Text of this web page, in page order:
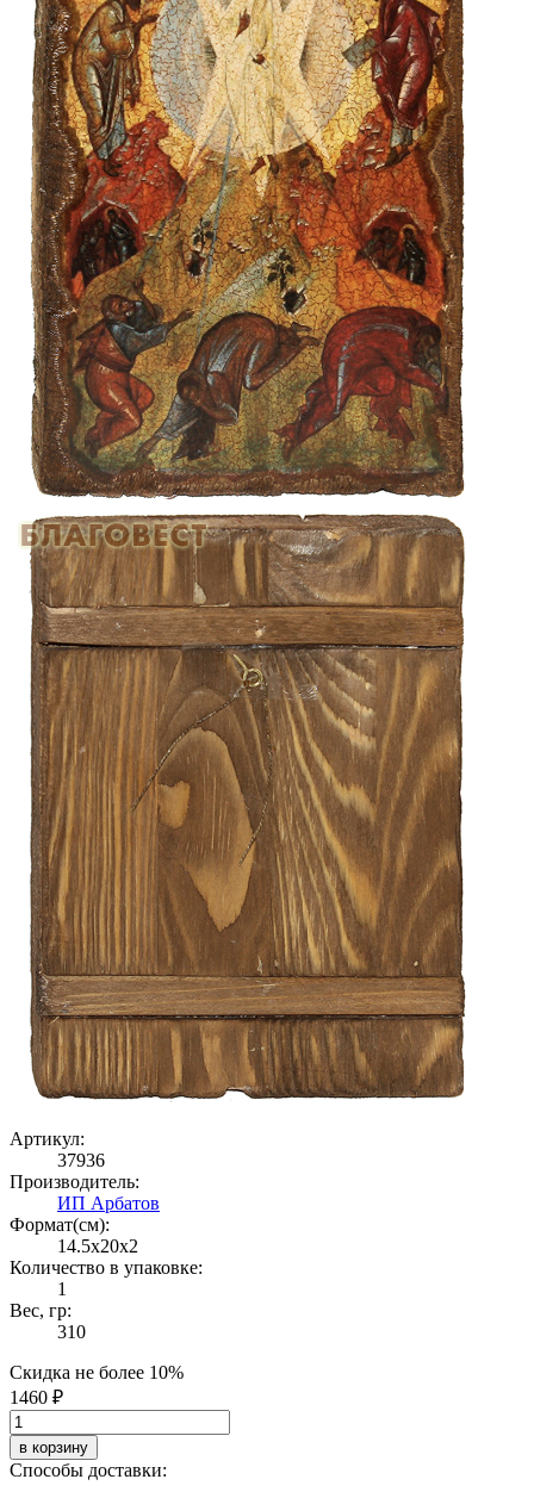
Артикул:
37936
Производитель:
ИП Арбатов
Формат(cм):
14.5x20x2
Количество в упаковке:
1
Вес, гр:
310
Скидка не более 10%
1460 ₽
в корзину
Способы доставки: